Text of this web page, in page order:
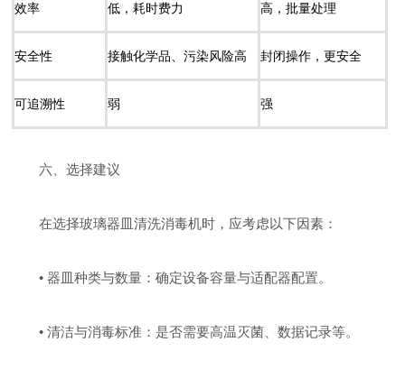
效率 低，耗时费力 高，批量处理
安全性 接触化学品、污染风险高 封闭操作，更安全
可追溯性 弱 强
六、选择建议
在选择玻璃器皿清洗消毒机时，应考虑以下因素：
• 器皿种类与数量：确定设备容量与适配器配置。
• 清洁与消毒标准：是否需要高温灭菌、数据记录等。